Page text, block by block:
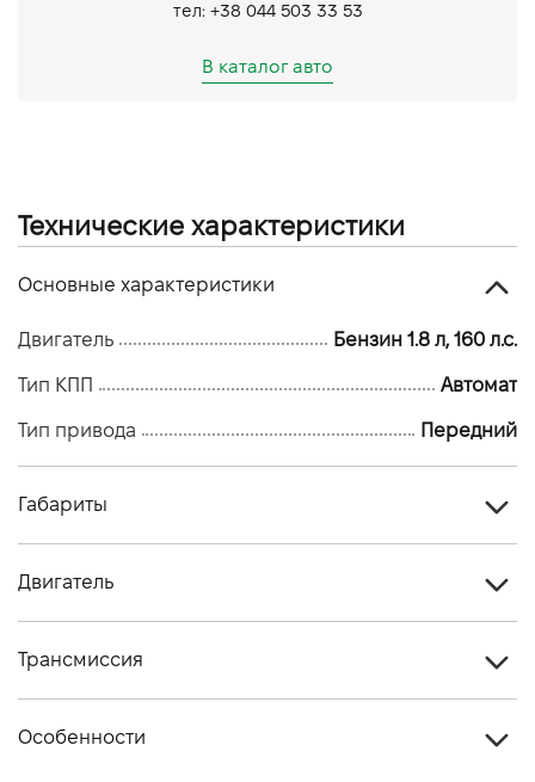
тел: +38 044 503 33 53
В каталог авто
Технические характеристики
Основные характеристики
Двигатель Бензин 1.8 л, 160 л.с.
Тип КПП Автомат
Тип привода Передний
Габариты
Количество мест, шт
Двигатель
Мощность двигателя (л.с)
Трансмиссия
Особенности